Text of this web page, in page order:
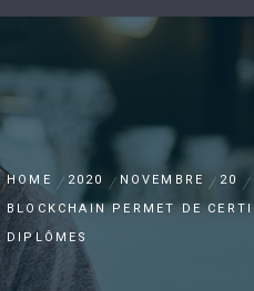
HOME 2020 NOVEMBRE 20
BLOCKCHAIN PERMET DE
DIPLÔMES